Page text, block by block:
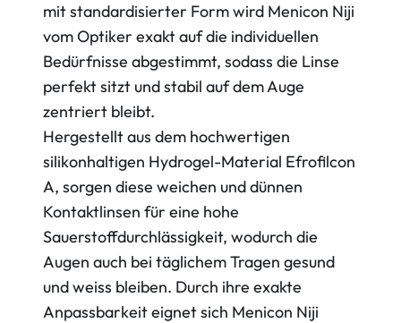
mit standardisierter Form wird Menicon Niji
vom Optiker exakt auf die individuellen
Bedürfnisse abgestimmt, sodass die Linse
perfekt sitzt und stabil auf dem Auge
zentriert bleibt.
Hergestellt aus dem hochwertigen
silikonhaltigen Hydrogel-Material Efrofilcon
A, sorgen diese weichen und dünnen
Kontaktlinsen für eine hohe
Sauerstoffdurchlässigkeit, wodurch die
Augen auch bei täglichem Tragen gesund
und weiss bleiben. Durch ihre exakte
Anpassbarkeit eignet sich Menicon Niji